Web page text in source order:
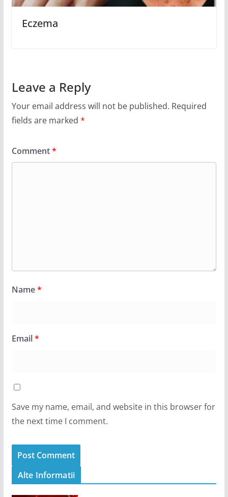
Eczema
Leave a Reply
Your email address will not be published. Required
fields are marked *
Comment*
Name*
Email*
Save my name, email, and website in this browser for
the next time I comment.
Alte Informatii